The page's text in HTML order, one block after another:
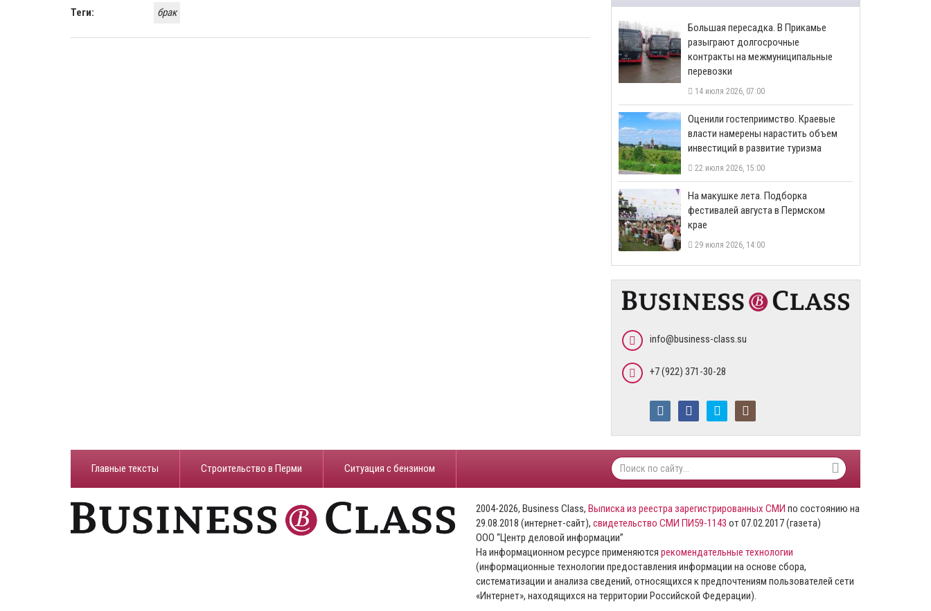
Теги: брак
Большая пересадка. В Прикамье
разыграют долгосрочные
контракты на межмуниципальные
перевозки
14 июля 2026, 07:00
Оценили гостеприимство. Краевые
власти намерены нарастить объем
инвестиций в развитие туризма
22 июля 2026, 15:00
На макушке лета. Подборка
фестивалей августа в Пермском
крае
29 июля 2026, 14:00
info@business-class.su
+7 (922) 371-30-28
Главные тексты Строительство в Перми ​Ситуация с бензином
2004-2026, Business Class, Выписка из реестра зарегистрированных СМИ по состоянию на
29.08.2018 (интернет-сайт), свидетельство СМИ ПИ59-1143 от 07.02.2017 (газета)
ООО “Центр деловой информации”
На информационном ресурсе применяются рекомендательные технологии
(информационные технологии предоставления информации на основе сбора,
систематизации и анализа сведений, относящихся к предпочтениям пользователей сети
«Интернет», находящихся на территории Российской Федерации).